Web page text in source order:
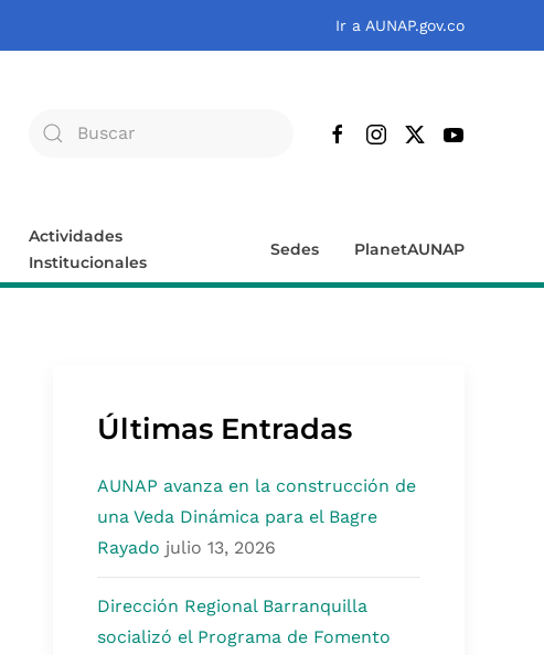
Ir a AUNAP.gov.co
Actividades
Institucionales
Sedes PlanetAUNAP
Últimas Entradas
AUNAP avanza en la construcción de
una Veda Dinámica para el Bagre
Rayado julio 13, 2026
Dirección Regional Barranquilla
socializó el Programa de Fomento